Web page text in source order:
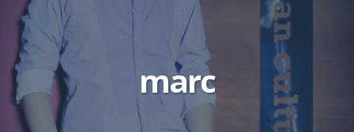
marc